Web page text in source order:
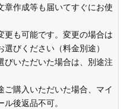
章作成等も届いてすぐにお使
も可能です。変更の場合は
びください（料金別途）
いただいた場合は、別途注
購入いただいた場合、マイ
後返品不可。